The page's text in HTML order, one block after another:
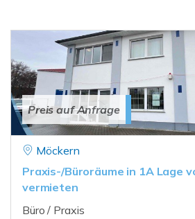
Preis auf Anfrage
Möckern
Praxis-/Büroräume in 1A Lage
vermieten
Büro / Praxis